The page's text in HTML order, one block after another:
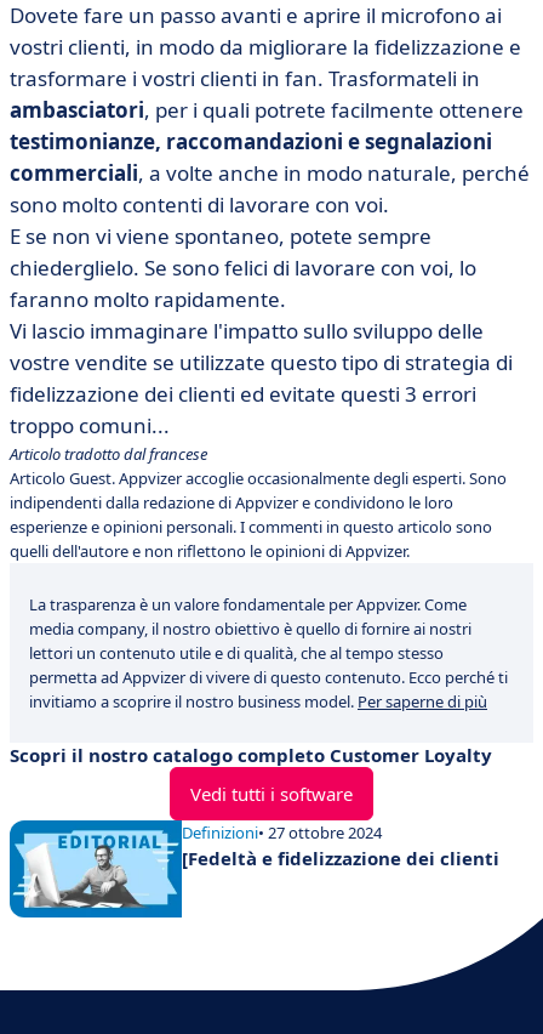
Dovete fare un passo avanti e aprire il microfono ai
vostri clienti, in modo da migliorare la fidelizzazione e
trasformare i vostri clienti in fan. Trasformateli in
ambasciatori, per i quali potrete facilmente ottenere
testimonianze, raccomandazioni e segnalazioni
commerciali, a volte anche in modo naturale, perché
sono molto contenti di lavorare con voi.
E se non vi viene spontaneo, potete sempre
chiederglielo. Se sono felici di lavorare con voi, lo
faranno molto rapidamente.
Vi lascio immaginare l'impatto sullo sviluppo delle
vostre vendite se utilizzate questo tipo di strategia di
fidelizzazione dei clienti ed evitate questi 3 errori
troppo comuni...
Articolo tradotto dal francese
Articolo Guest. Appvizer accoglie occasionalmente degli esperti. Sono
indipendenti dalla redazione di Appvizer e condividono le loro
esperienze e opinioni personali. I commenti in questo articolo sono
quelli dell'autore e non riflettono le opinioni di Appvizer.
La trasparenza è un valore fondamentale per Appvizer. Come
media company, il nostro obiettivo è quello di fornire ai nostri
lettori un contenuto utile e di qualità, che al tempo stesso
permetta ad Appvizer di vivere di questo contenuto. Ecco perché ti
invitiamo a scoprire il nostro business model. Per saperne di più
Scopri il nostro catalogo completo Customer Loyalty
Vedi tutti i software
Definizioni• 27 ottobre 2024
[Fedeltà e fidelizzazione dei clienti